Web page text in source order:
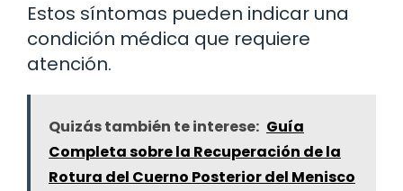
Estos síntomas pueden indicar una
condición médica que requiere
atención.
Quizás también te interese: Guía
Completa sobre la Recuperación de la
Rotura del Cuerno Posterior del Menisco